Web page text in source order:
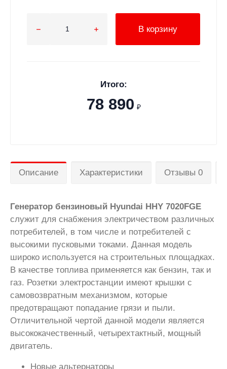
В корзину
Итого:
78 890 ₽
Описание Характеристики Отзывы 0
Генератор бензиновый Hyundai HHY 7020FGE
служит для снабжения электричеством различных
потребителей, в том числе и потребителей с
высокими пусковыми токами. Данная модель
широко используется на строительных площадках.
В качестве топлива применяется как бензин, так и
газ. Розетки электростанции имеют крышки с
самовозвратным механизмом, которые
предотвращают попадание грязи и пыли.
Отличительной чертой данной модели является
высококачественный, четырехтактный, мощный
двигатель.
Новые альтернаторы